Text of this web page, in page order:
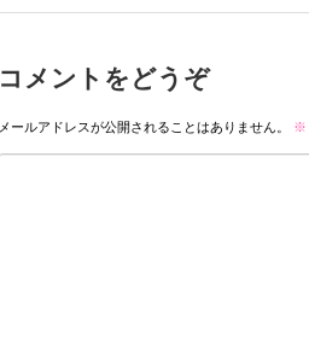
コメントをどうぞ
メールアドレスが公開されることはありません。 ※